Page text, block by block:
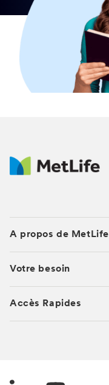
A propos de MetLife
Votre besoin
Accès Rapides